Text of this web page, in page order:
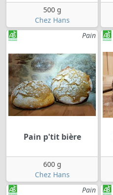
500 g
Chez Hans
Pain
Pain p'tit bière
600 g
Chez Hans
Pain